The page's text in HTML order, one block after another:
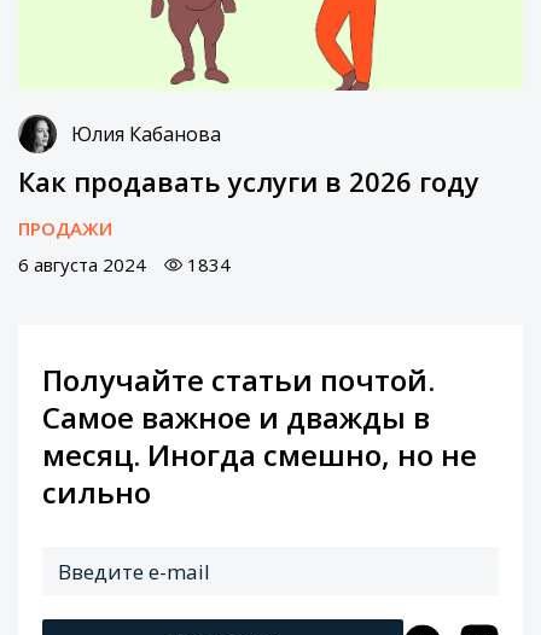
Юлия Кабанова
Как продавать услуги в 2026 году
ПРОДАЖИ
6 августа 2024
1834
Получайте статьи почтой.
Самое важное и дважды в
месяц. Иногда смешно, но не
сильно